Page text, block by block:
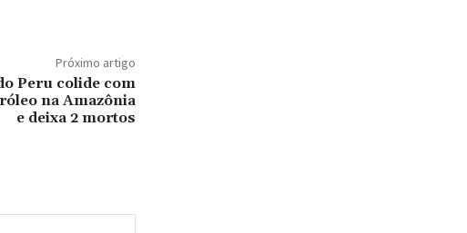
Próximo artigo
Peru colide com
na Amazônia
e deixa 2 mortos